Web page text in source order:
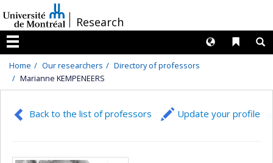
au
contenu
/Research
Menu
Liens
Langues
Home Our researchers
Directory of professors
Marianne KEMPENEERS
Back to the list of professors Update your profile